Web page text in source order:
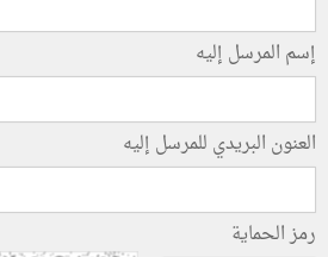
إسم المرسل إليه
العنون البريدي للمرسل إليه
رمز الحماية